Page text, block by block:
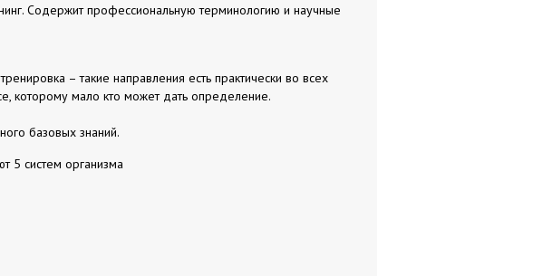
Содержит профессиональную терминологию и научные
– такие направления есть практически во всех
которому мало кто может дать определение.
базовых знаний.
5 систем организма